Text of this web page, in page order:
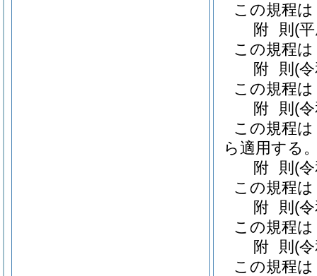
この規程
附 則 (
この規程
附 則 (
この規程
附 則 (
この規程
ら適用する
附 則 (
この規程
附 則 (
この規程
附 則 (
この規程